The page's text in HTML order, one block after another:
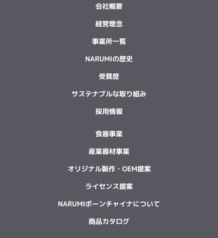
会社概要
経営理念
事業所一覧
NARUMIの歴史
受賞歴
サステナブルな取り組み
採用情報
食器事業
産業器材事業
オリジナル製作・OEM提案
ライセンス提案
NARUMIボーンチャイナについて
商品カタログ